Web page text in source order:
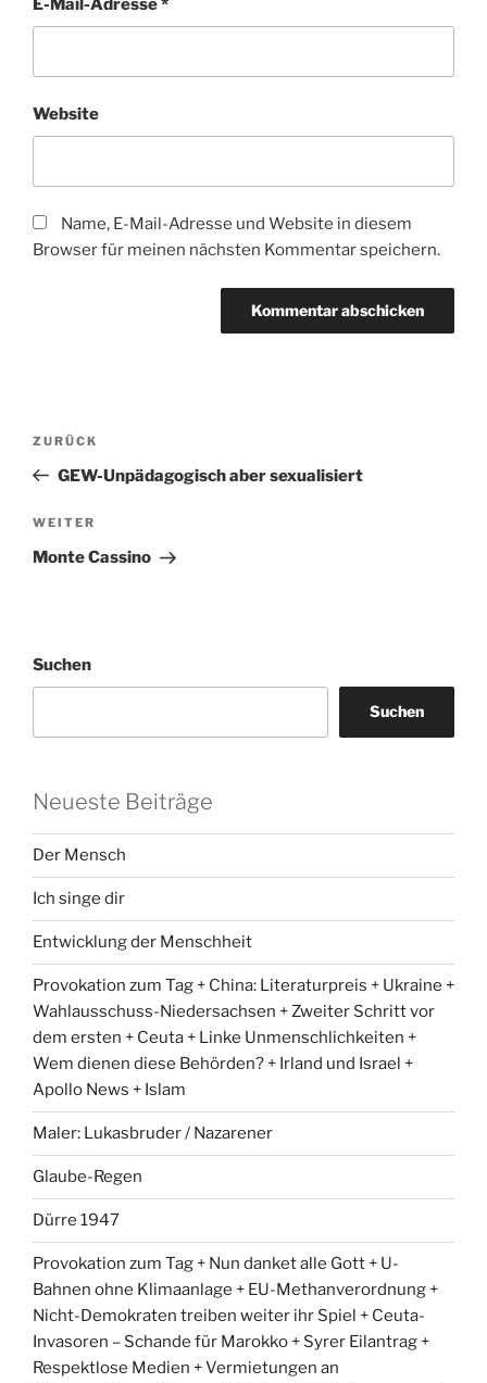
E-Mail-Adresse*
Website
Name, E-Mail-Adresse und Website in diesem
Browser für meinen nächsten Kommentar speichern.
Beitragsnavigation
Vorheriger
Beitrag
ZURÜCK
GEW-Unpädagogisch aber sexualisiert
Nächster
Beitrag
WEITER
Monte Cassino
Suchen
Suchen
Neueste Beiträge
Der Mensch
Ich singe dir
Entwicklung der Menschheit
Provokation zum Tag + China: Literaturpreis + Ukraine +
Wahlausschuss-Niedersachsen + Zweiter Schritt vor
dem ersten + Ceuta + Linke Unmenschlichkeiten +
Wem dienen diese Behörden? + Irland und Israel +
Apollo News + Islam
Maler: Lukasbruder / Nazarener
Glaube-Regen
Dürre 1947
Provokation zum Tag + Nun danket alle Gott + U-
Bahnen ohne Klimaanlage + EU-Methanverordnung +
Nicht-Demokraten treiben weiter ihr Spiel + Ceuta-
Invasoren – Schande für Marokko + Syrer Eilantrag +
Respektlose Medien + Vermietungen an